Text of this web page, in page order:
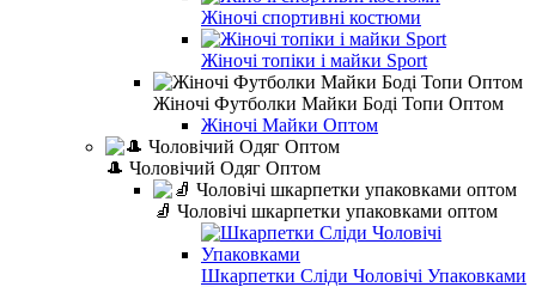
Жіночі спортивні костюми
Жіночі топіки і майки Sport
Жіночі Футболки Майки Боді Топи Оптом
Жіночі Майки Оптом
🎩 Чоловічий Одяг Оптом
🧦 Чоловічі шкарпетки упаковками оптом
Шкарпетки Сліди Чоловічі Упаковками